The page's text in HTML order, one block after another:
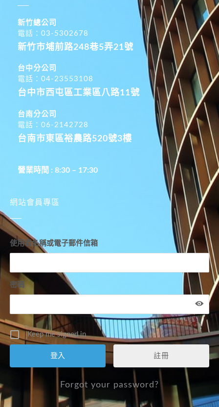
新竹總公司
電話：03-5302678
新竹市埔前路248巷5弄21號
台中分公司
電話：04-23553108
台中市西屯區工業區八路11號
台南分公司
電話：06-2142728
台南市東區裕農路520號3樓
營業時間 : 8:30 – 17:30
網站會員專區
使用者名稱或電子郵件信箱
密碼
Keep me signed in
註冊
Forgot your password?